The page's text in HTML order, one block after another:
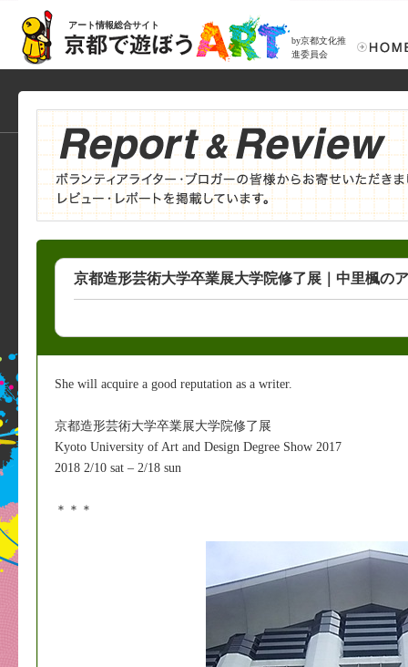
アート情報総合サイト
by京都文化推
進委員会
京都造形芸術大学卒業展大学院修了展｜中里楓の
She will acquire a good reputation as a writer.
京都造形芸術大学卒業展大学院修了展
Kyoto University of Art and Design Degree Show 2017
2018 2/10 sat – 2/18 sun
＊＊＊